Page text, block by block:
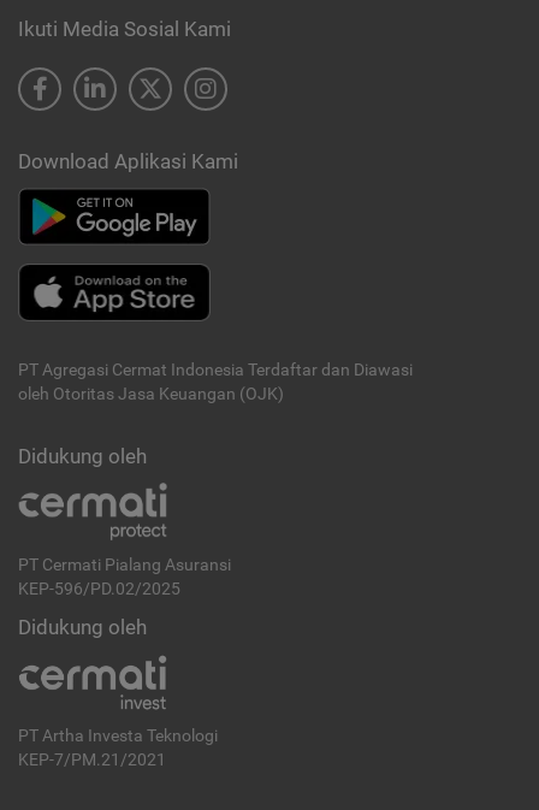
Ikuti Media Sosial Kami
Download Aplikasi Kami
PT Agregasi Cermat Indonesia Terdaftar dan Diawasi
oleh Otoritas Jasa Keuangan (OJK)
Didukung oleh
PT Cermati Pialang Asuransi
KEP-596/PD.02/2025
Didukung oleh
PT Artha Investa Teknologi
KEP-7/PM.21/2021